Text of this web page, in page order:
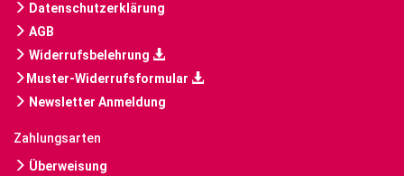
Datenschutzerklärung
AGB
Widerrufsbelehrung
Muster-Widerrufsformular
Newsletter Anmeldung
Zahlungsarten
Überweisung